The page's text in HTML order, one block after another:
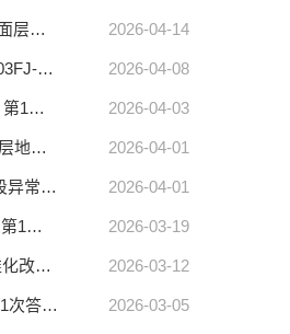
【仙桃市中心】沪渝高速公路仙桃城区段地面层道路建设项目勘察测量服务沪渝高速公路仙桃城区段地面层道路建设项目勘察测量服务第1次答疑(标段编号HBXT-202603SZ-016001001) 2026-04-14
【仙桃市中心】仙桃市第十中学改扩建项目仙桃市第十中学改扩建项目第1次答疑(标段编号HBXT-202603FJ-010001001) 2026-04-08
【仙桃市中心】仙桃市2026年高标准农田建设项目（EPC）仙桃市2026年高标准农田建设项目（EPC）第1次答疑(标段编号HBXT-202603GT-002001001) 2026-04-03
【仙桃市中心】仙桃市城区高架地面层地下管网及防涝设施建设改造项目（EPC）仙桃市城区高架地面层地下管网及防涝设施建设改造项目（EPC）第1次答疑(标段编号HBXT-202603SZ-012001001) 2026-04-01
【仙桃市中心】仙桃市杜家台分蓄洪区蓄滞洪和安全建设工程（沙湖段）电力线路改迁工程(第三次)标段异常公告（HBXT-202509SL-005001003）(标段编号HBXT-202509SL-005001003) 2026-04-01
【仙桃市中心】仙桃市2025年第一批次沙湖镇土地整理项目仙桃市2025年第一批次沙湖镇土地整理项目第1次答疑(标段编号HBXT-202603GT-001001001) 2026-03-19
【仙桃市中心】仙桃市2025年养殖池塘标准化改造和尾水治理项目（EPC）仙桃市2025年养殖池塘标准化改造和尾水治理项目（EPC）第1次答疑(标段编号HBXT-202602SL-001001001) 2026-03-12
【仙桃市中心】仙桃市318国道沥青路面养护停车工区项目仙桃市318国道沥青路面养护停车工区项目第1次答疑(标段编号HBXT-202512FJ-029001001) 2026-03-05